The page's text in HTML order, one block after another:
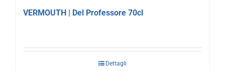
VERMOUTH | Del Professore 70cl
Dettagli